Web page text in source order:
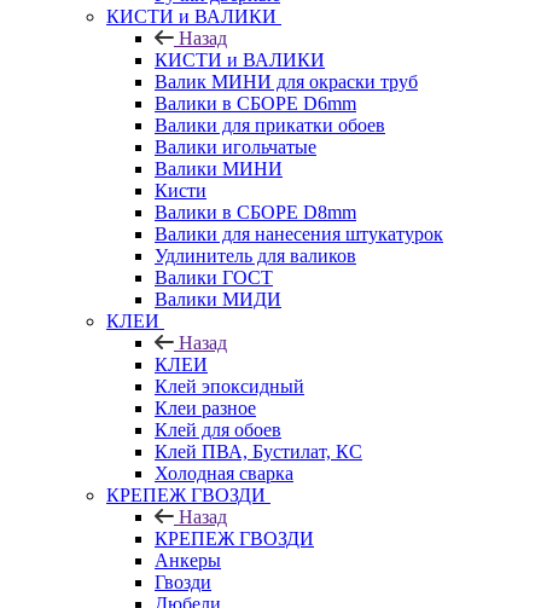
КИСТИ и ВАЛИКИ
Назад
КИСТИ и ВАЛИКИ
Валик МИНИ для окраски труб
Валики в СБОРЕ D6mm
Валики для прикатки обоев
Валики игольчатые
Валики МИНИ
Кисти
Валики в СБОРЕ D8mm
Валики для нанесения штукатурок
Удлинитель для валиков
Валики ГОСТ
Валики МИДИ
КЛЕИ
Назад
КЛЕИ
Клей эпоксидный
Клеи разное
Клей для обоев
Клей ПВА, Бустилат, КС
Холодная сварка
КРЕПЕЖ ГВОЗДИ
Назад
КРЕПЕЖ ГВОЗДИ
Анкеры
Гвозди
Дюбели